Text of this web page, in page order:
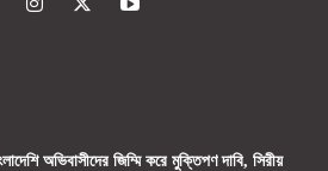
অভিবাসীদের জিম্মি করে মুক্তিপণ দাবি, সিরীয়